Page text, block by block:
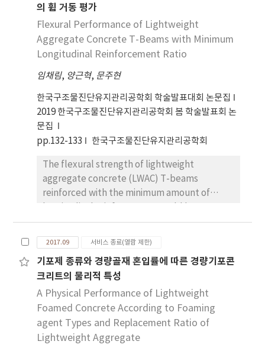
용하여 공극 분포를 시각화(visualization)하였다.
방향에 따른 3차원 경량 골재 내부의 공극 분포 상태
를 정성적으로 묘사하기 위해서 확률 분 포 함수인 두
점 상관함수(two-point correlation function)를
사용하여 공극의 공간적 분포 경향을 구(sphere)에
표현하였다. 또한 방향에 대한 골재의 강성도
(stiffness)를 계산하여 각 방향에 따른 골재의 역학
적 물성치 분포 변화를 확인하였다. 각 방향으로의 확
률 분포 함수로 표현된 공극 분포와 강성도 분석함으
골재의 역학적 특성을 효과적으로 예측할 수 있음을
확인하였다.
의 휨 거동 평가
Flexural Performance of Lightweight
Aggregate Concrete T-Beams with Minimum
Longitudinal Reinforcement Ratio
임채림, 양근혁, 문주현
한국구조물진단유지관리공학회 학술발표대회 논문집
2019 한국구조물진단유지관리공학회 봄 학술발표회 논
문집
pp.132-133
한국구조물진단유지관리공학회
The flexural strength of lightweight
aggregate concrete (LWAC) T-beams
reinforced with the minimum amount of
conservatively predicted by the
conventional procedure using the equivalent
stress block specified in concrete code
provision.
2017.09 서비스 종료(열람 제한)
기포제 종류와 경량골재 혼입률에 따른 경량기포콘
크리트의 물리적 특성
A Physical Performance of Lightweight
Foamed Concrete According to Foaming
agent Types and Replacement Ratio of
Lightweight Aggregate